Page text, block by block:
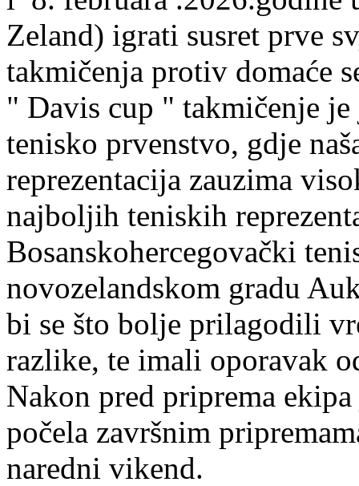
Zeland) igrati susret prve
takmičenja protiv domaće
" Davis cup " takmičenje
tenisko prvenstvo, gdje
reprezentacija zauzima
najboljih teniskih
Bosanskohercegovački
novozelandskom gradu
bi se što bolje prilagodili
razlike, te imali oporavak
Nakon pred priprema
počela završnim
naredni vikend.